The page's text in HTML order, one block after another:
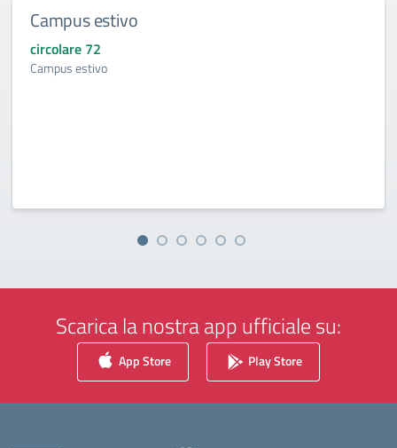
Campus estivo
circolare 72
Campus estivo
Scarica la nostra app ufficiale su:
App Store Play Store